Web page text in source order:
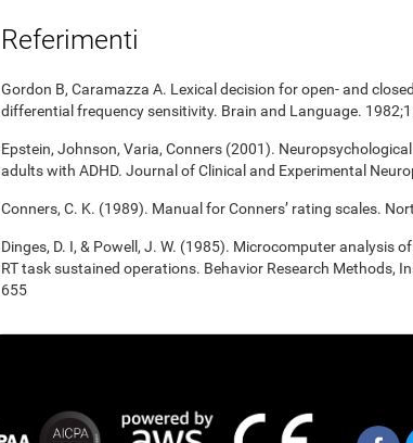
Referimenti
Gordon B, Caramazza A. Lexical decision for open- and
differential frequency sensitivity. Brain and Language.
Epstein, Johnson, Varia, Conners (2001).
adults with ADHD. Journal of Clinical and Experimental
Conners, C. K. (1989). Manual for Conners’ rating scales.
Dinges, D. I, & Powell, J. W. (1985). Microcomputer analysis
RT task sustained operations. Behavior Research Methods,
655